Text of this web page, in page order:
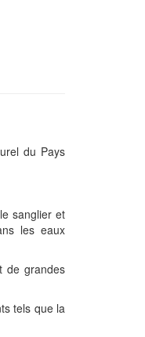
du Pays
sanglier et
les eaux
de grandes
tels que la